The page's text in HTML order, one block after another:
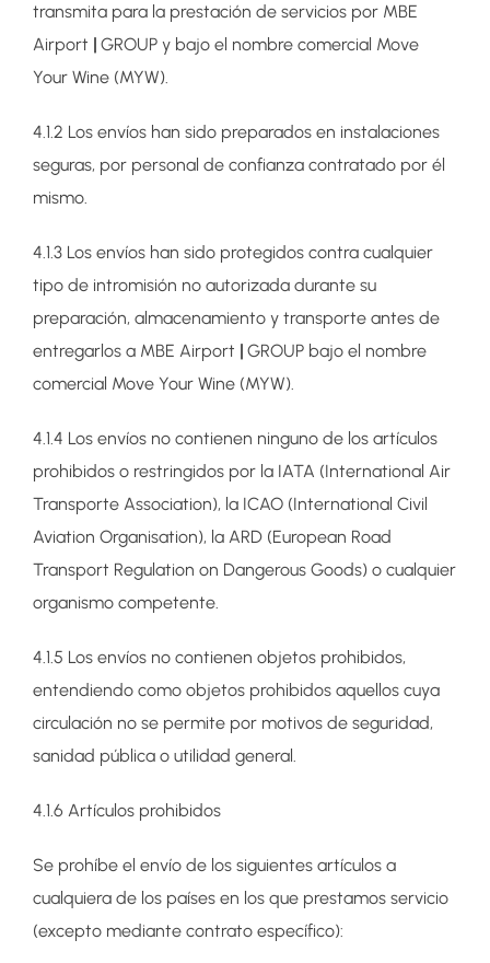
transmita para la prestación de servicios por MBE
Airport | GROUP y bajo el nombre comercial Move
Your Wine (MYW).
4.1.2 Los envíos han sido preparados en instalaciones
seguras, por personal de confianza contratado por él
mismo.
4.1.3 Los envíos han sido protegidos contra cualquier
tipo de intromisión no autorizada durante su
preparación, almacenamiento y transporte antes de
entregarlos a MBE Airport | GROUP bajo el nombre
comercial Move Your Wine (MYW).
4.1.4 Los envíos no contienen ninguno de los artículos
prohibidos o restringidos por la IATA (International Air
Transporte Association), la ICAO (International Civil
Aviation Organisation), la ARD (European Road
Transport Regulation on Dangerous Goods) o cualquier
organismo competente.
4.1.5 Los envíos no contienen objetos prohibidos,
entendiendo como objetos prohibidos aquellos cuya
circulación no se permite por motivos de seguridad,
sanidad pública o utilidad general.
4.1.6 Artículos prohibidos
Se prohíbe el envío de los siguientes artículos a
cualquiera de los países en los que prestamos servicio
(excepto mediante contrato específico):